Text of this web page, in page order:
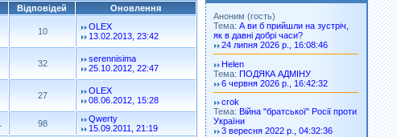
Відповідей
Оновлення
10
OLEX
13.02.2013, 23:42
32
serennisima
25.10.2012, 22:47
27
OLEX
08.06.2012, 15:28
98
Qwerty
15.09.2011, 21:19
Аноним (гость)
Тема: А ви б прийшли на зустріч,
як в давні добрі часи?
24 липня 2026 р., 16:08:46
Helen
Тема: ПОДЯКА АДМІНУ
6 червня 2026 р., 16:42:32
crok
Тема: Війна "братської" Росії проти
України
3 вересня 2022 р., 04:32:36